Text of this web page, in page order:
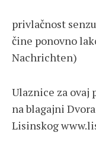
privlačnost
čine ponovno
Nachrichten)
Ulaznice za ovaj
na blagajni
Lisinskog